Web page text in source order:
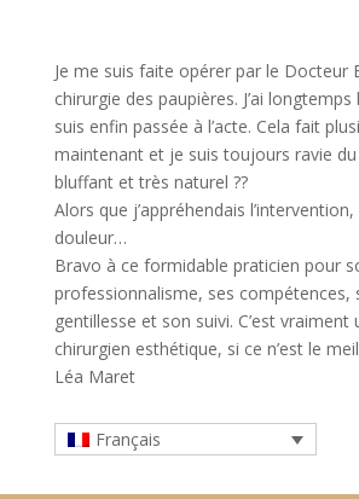
Je me suis faite opérer par le Docteur
chirurgie des paupières. J’ai
suis enfin passée à l’acte. Cela fait
maintenant et je suis toujours ravie
bluffant et très naturel ??
Alors que j’appréhendais
douleur…
Bravo à ce formidable praticien pour
professionnalisme, ses compétences,
gentillesse et son suivi. C’est vraiment
chirurgien esthétique, si ce n’est le
Léa Maret
Français